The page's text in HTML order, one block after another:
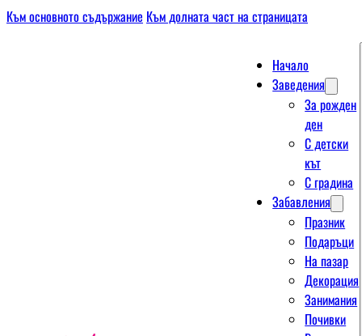
Към основното съдържание Към долната част на страницата
Начало
Заведения
За рожден
ден
С детски
кът
С градина
Забавления
Празник
Подаръци
На пазар
Декорация
Занимания
Почивки